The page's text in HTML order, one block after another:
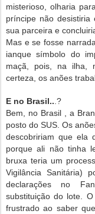
misterioso, olharia
príncipe não desistiria
sua parceira e
Mas e se fosse
ianque símbolo do
maçã, pois, na ilha,
certeza, os anões
E no Brasil.. .?
Bem, no Brasil , a
posto do SUS. Os
descobririam que ela
porque ali não tinha
bruxa teria um
Vigilância Sanitária)
declarações no
substituição do lote.
frustrado ao saber